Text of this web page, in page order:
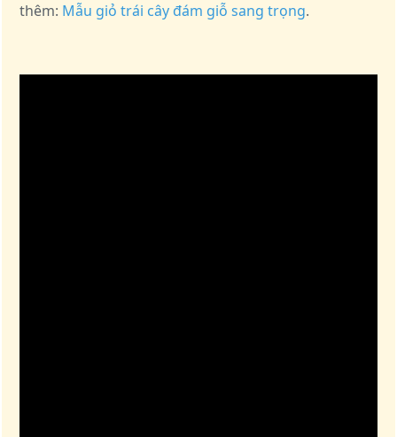
thêm: Mẫu giỏ trái cây đám giỗ sang trọng.